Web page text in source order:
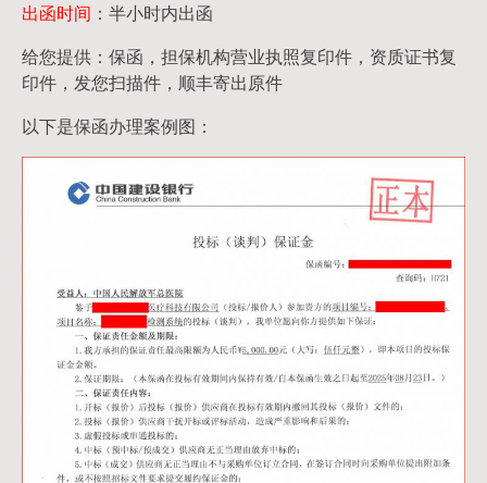
出函时间 ：半小时内出函
给您提供：保函，担保机构营业执照复印件，资质证书复
印件，发您扫描件，顺丰寄出原件
以下是保函办理案例图：